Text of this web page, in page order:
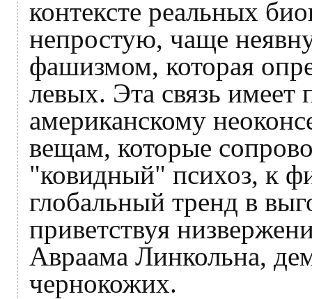
контексте реальных
непростую, чаще
фашизмом, которая
левых. Эта связь
американскому
вещам, которые
"ковидный" психоз, к
глобальный тренд в
приветствуя
Авраама Линкольна,
чернокожих.